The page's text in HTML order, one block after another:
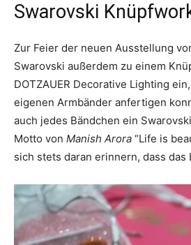
Swarovski
Zur Feier der neuen Ausstellung
Swarovski außerdem zu einem
DOTZAUER Decorative Lighting
eigenen Armbänder anfertigen
auch jedes Bändchen ein
Motto von Manish Arora “Life is
sich stets daran erinnern, dass das